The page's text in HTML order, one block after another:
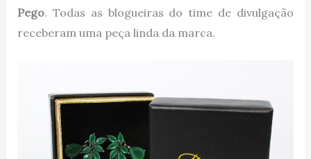
Pego. Todas as blogueiras do time de divulgação
receberam uma peça linda da marca.